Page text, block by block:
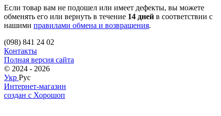
Если товар вам не подошел или имеет дефекты, вы можете
обменять его или вернуть в течение 14 дней в соответствии с
нашими правилами обмена и возвращения.
(098) 841 24 02
Контакты
Полная версия сайта
© 2024 - 2026
Укр Рус
Интернет-магазин
создан с Хорошоп